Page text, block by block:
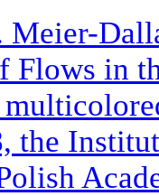
Meier-
Flows in
the